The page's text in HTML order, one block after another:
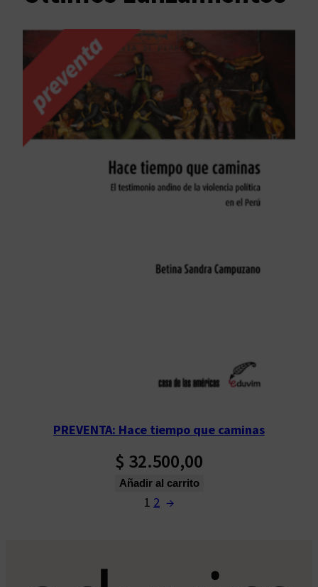
PREVENTA: Hace tiempo que caminas
$ 32.500,00
Añadir al carrito
1 2 →